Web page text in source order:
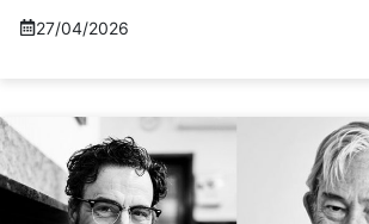
27/04/2026